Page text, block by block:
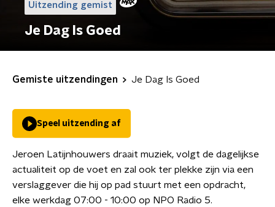
Uitzending gemist
Je Dag Is Goed
Gemiste uitzendingen Je Dag Is Goed
Speel uitzending af
Jeroen Latijnhouwers draait muziek, volgt de dagelijkse
actualiteit op de voet en zal ook ter plekke zijn via een
verslaggever die hij op pad stuurt met een opdracht,
elke werkdag 07:00 - 10:00 op NPO Radio 5.